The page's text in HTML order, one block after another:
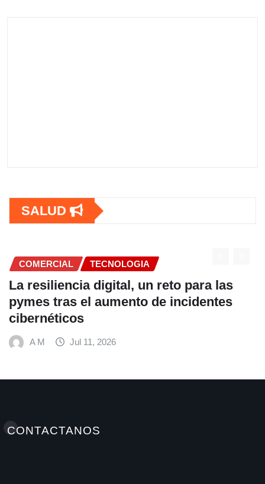
SALUD
para las
COMERCIAL
Fundación Ficohsa
alimentación escolar y